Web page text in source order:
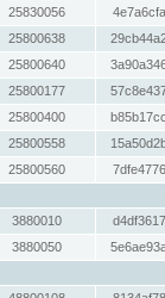
25830056
25800638
25800640
25800177
25800400
25800558
25800560
3880010
3880050